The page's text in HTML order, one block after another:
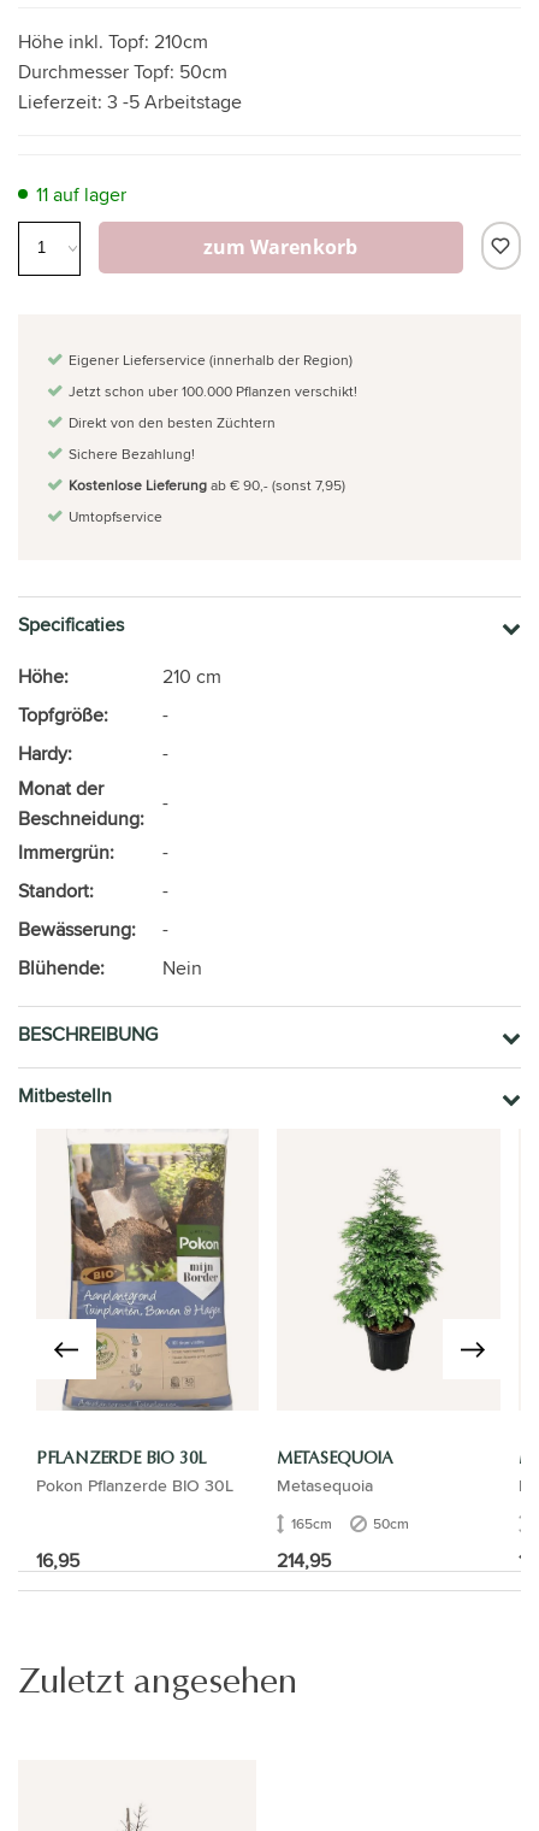
Höhe inkl. Topf: 210cm
Durchmesser Topf: 50cm
Lieferzeit: 3 -5 Arbeitstage
11 auf lager
zum Warenkorb
Eigener Lieferservice (innerhalb der Region)
Jetzt schon uber 100.000 Pflanzen verschikt!
Direkt von den besten Züchtern
Sichere Bezahlung!
Kostenlose Lieferungab € 90,- (sonst 7,95)
Umtopfservice
Specificaties
Höhe:
210 cm
Topfgröße:
-
Hardy:
-
Monat der
Beschneidung:
-
Immergrün:
-
Standort:
-
Bewässerung:
-
Blühende:
Nein
BESCHREIBUNG
Mitbestelln
PFLANZERDE BIO 30L
Pokon Pflanzerde BIO 30L
16,95
METASEQUOIA
Metasequoia
165cm 50cm
214,95
Zuletzt angesehen